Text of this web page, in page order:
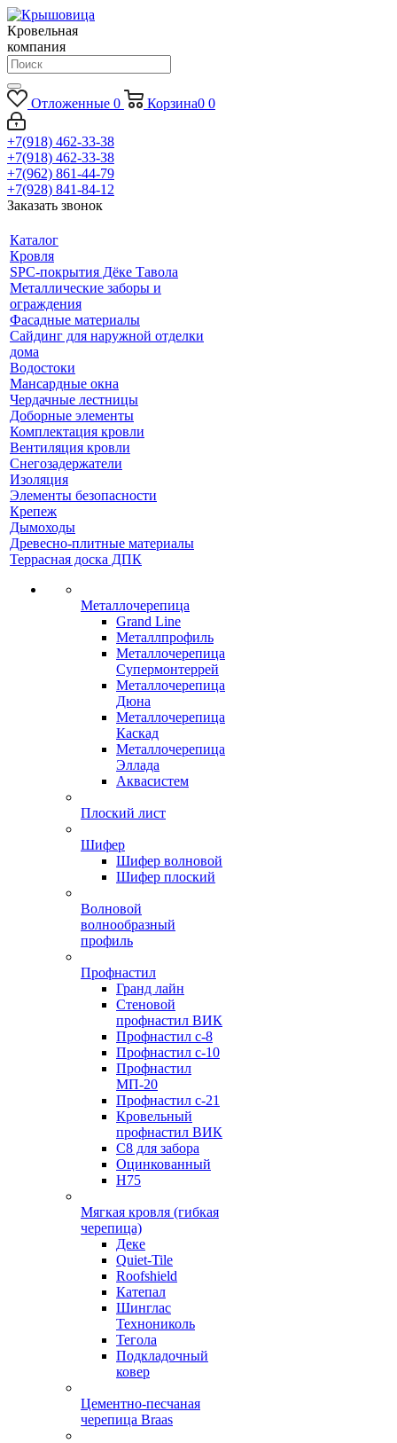
Кровельная
компания
Отложенные 0 Корзина0 0
+7(918) 462-33-38
+7(918) 462-33-38
+7(962) 861-44-79
+7(928) 841-84-12
Заказать звонок
Каталог
Кровля
SPC-покрытия Дёке Тавола
Металлические заборы и
ограждения
Фасадные материалы
Сайдинг для наружной отделки
дома
Водостоки
Мансардные окна
Чердачные лестницы
Доборные элементы
Комплектация кровли
Вентиляция кровли
Снегозадержатели
Изоляция
Элементы безопасности
Крепеж
Дымоходы
Древесно-плитные материалы
Террасная доска ДПК
Металлочерепица
Grand Line
Металлпрофиль
Металлочерепица
Супермонтеррей
Металлочерепица
Дюна
Металлочерепица
Каскад
Металлочерепица
Эллада
Аквасистем
Плоский лист
Шифер
Шифер волновой
Шифер плоский
Волновой
волнообразный
профиль
Профнастил
Гранд лайн
Стеновой
профнастил ВИК
Профнастил с-8
Профнастил с-10
Профнастил
МП-20
Профнастил с-21
Кровельный
профнастил ВИК
С8 для забора
Оцинкованный
Н75
Мягкая кровля (гибкая
черепица)
Деке
Quiet-Tile
Roofshield
Катепал
Шинглас
Технониколь
Тегола
Подкладочный
ковер
Цементно-песчаная
черепица Braas